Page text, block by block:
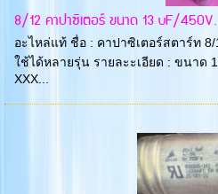
8/12 คาปาซิเตอร์ ขนาด 13 uF/450V.
อะไหล่แท้ ชื่อ : คาปาซิเตอร์สตาร์ท
ใช้ได้หลายรุ่น รายละะเอียด : ขนาด
XXX...